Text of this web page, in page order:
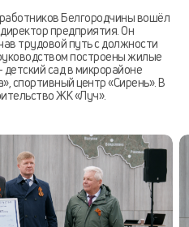
Белгородчины вошёл
предприятия. Он
трудовой путь с должности
построены жилые
сад в микрорайоне
спортивный центр «Сирень». В
ЖК «Луч».